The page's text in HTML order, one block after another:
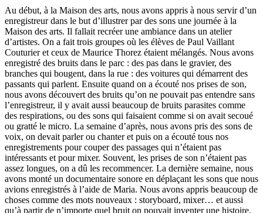
Au début, à la Maison des arts, nous avons appris à nous servir d’un
enregistreur dans le but d’illustrer par des sons une journée à la
Maison des arts. Il fallait recréer une ambiance dans un atelier
d’artistes. On a fait trois groupes où les élèves de Paul Vaillant
Couturier et ceux de Maurice Thorez étaient mélangés. Nous avons
enregistré des bruits dans le parc : des pas dans le gravier, des
branches qui bougent, dans la rue : des voitures qui démarrent des
passants qui parlent. Ensuite quand on a écouté nos prises de son,
nous avons découvert des bruits qu’on ne pouvait pas entendre sans
l’enregistreur, il y avait aussi beaucoup de bruits parasites comme
des respirations, ou des sons qui faisaient comme si on avait secoué
ou gratté le micro. La semaine d’après, nous avons pris des sons de
voix, on devait parler ou chanter et puis on a écouté tous nos
enregistrements pour couper des passages qui n’étaient pas
intéressants et pour mixer. Souvent, les prises de son n’étaient pas
assez longues, on a dû les recommencer. La dernière semaine, nous
avons monté un documentaire sonore en déplaçant les sons que nous
avions enregistrés à l’aide de Maria. Nous avons appris beaucoup de
choses comme des mots nouveaux : storyboard, mixer… et aussi
qu’à partir de n’importe quel bruit on pouvait inventer une histoire.